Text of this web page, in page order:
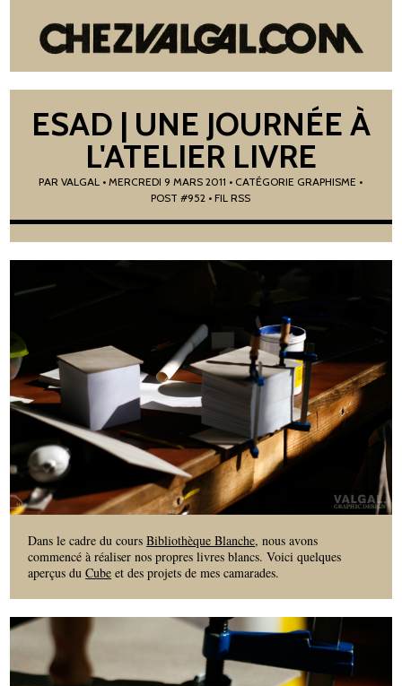
ESAD | UNE JOURNÉE À
L'ATELIER LIVRE
PARVALGAL •MERCREDI 9 MARS 2011 • CATÉGORIE GRAPHISME •
POST #952 • FIL RSS
Dans le cadre du coursBibliothèque Blanche, nous avons
commencé à réaliser nos propres livres blancs. Voici quelques
aperçus duCube et des projets de mes camarades.